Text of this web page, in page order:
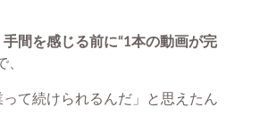
手間を感じる前に“1本の動画が完
、
て続けられるんだ」と思えたん